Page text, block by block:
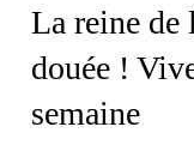
La reine de
douée !
semaine